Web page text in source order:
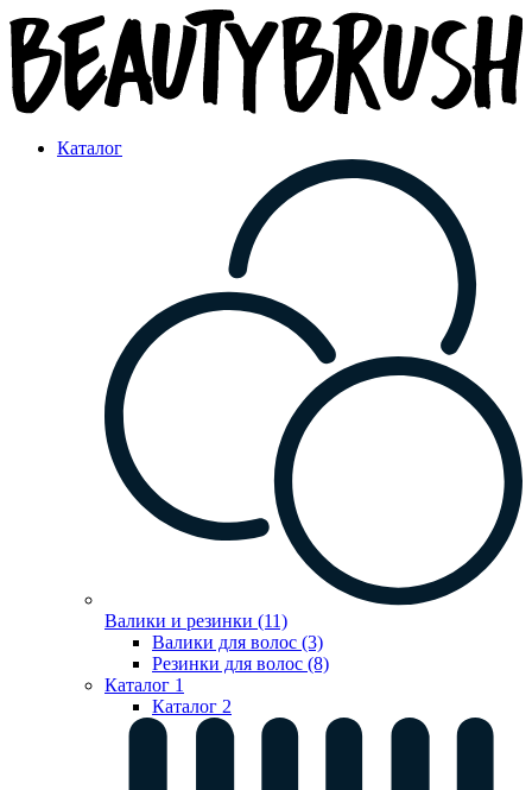
Каталог
Валики и резинки (11)
Валики для волос (3)
Резинки для волос (8)
Каталог 1
Каталог 2